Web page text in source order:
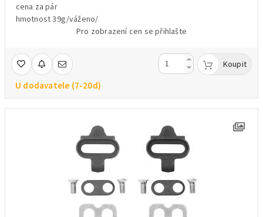
cena za pár
hmotnost 39g/váženo/
Pro zobrazení cen se přihlašte
U dodavatele (7-20d)
Koupit